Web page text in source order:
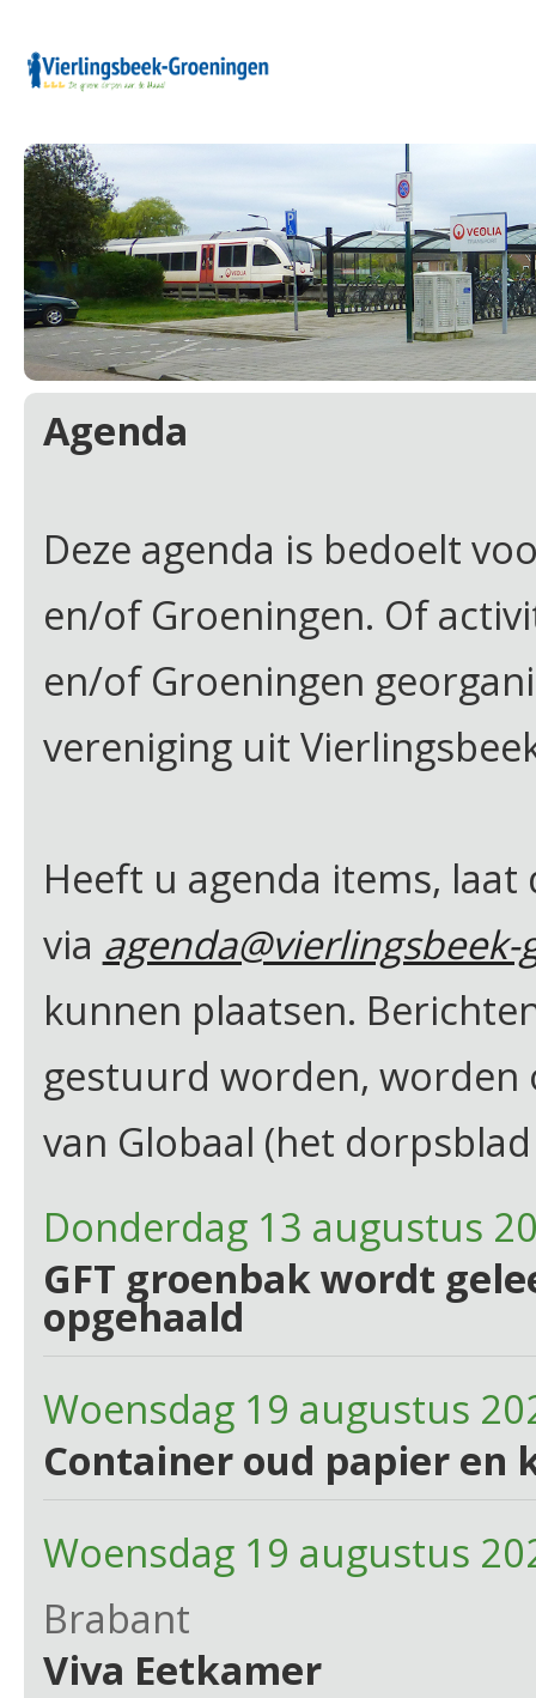
Agenda
Deze agenda is bedoelt
en/of Groeningen. Of
en/of Groeningen
vereniging uit
Heeft u agenda items,
via
kunnen plaatsen.
gestuurd worden, worden
van Globaal (het
Donderdag 13 augustus
GFT groenbak wordt
opgehaald
Woensdag 19 augustus
Container oud papier en
Woensdag 19 augustus
Brabant
Viva Eetkamer